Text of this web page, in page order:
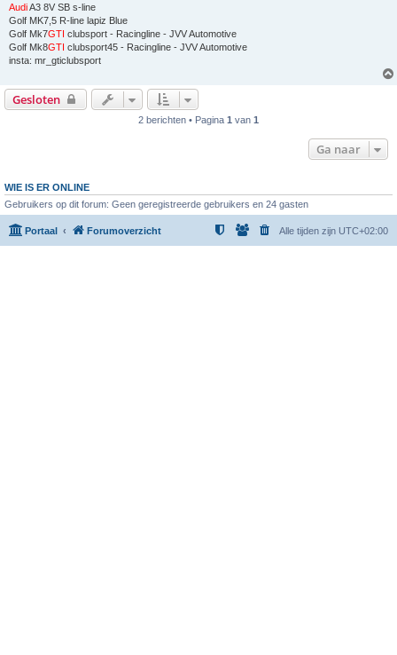
AudiA3 8V SB s-line
Golf MK7,5 R-line lapiz Blue
Golf Mk7GTI clubsport - Racingline - JVV Automotive
Golf Mk8GTI clubsport45 - Racingline - JVV Automotive
insta: mr_gticlubsport
Gesloten
2 berichten • Pagina 1 van 1
Ga naar
WIE IS ER ONLINE
Gebruikers op dit forum: Geen geregistreerde gebruikers en 24 gasten
Portaal Forumoverzicht Alle tijden zijn UTC+02:00